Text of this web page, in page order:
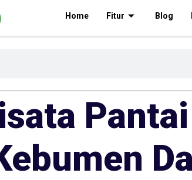
Home Fitur Blog